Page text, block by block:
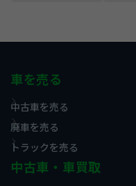
車を売る
中古車を売る
廃車を売る
トラックを売る
中古車・車買取